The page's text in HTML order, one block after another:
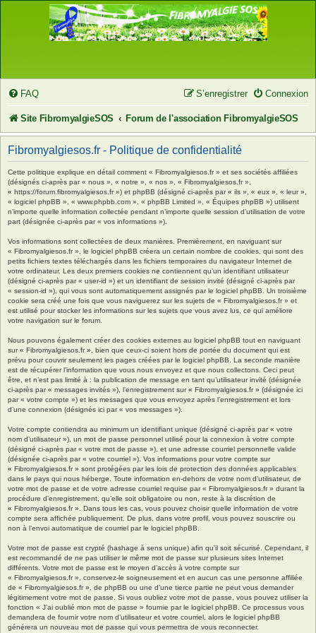
FAQ Connexion
S’enregistrer
Site FibromyalgieSOS Forum de l'association FibromyalgieSOS
Fibromyalgiesos.fr - Politique de confidentialité
Cette politique explique en détail comment « Fibromyalgiesos.fr » et ses sociétés affiliées
(désignés ci-après par « nous », « notre », « nos », « Fibromyalgiesos.fr »,
« https://forum.fibromyalgiesos.fr ») et phpBB (désigné ci-après par « ils », « eux », « leur »,
« logiciel phpBB », « www.phpbb.com », « phpBB Limited », « Équipes phpBB ») utilisent
n’importe quelle information collectée pendant n’importe quelle session d’utilisation de votre
part (désignée ci-après par « vos informations »).
Vos informations sont collectées de deux manières. Premièrement, en naviguant sur
« Fibromyalgiesos.fr », le logiciel phpBB créera un certain nombre de cookies, qui sont des
petits fichiers textes téléchargés dans les fichiers temporaires du navigateur Internet de
votre ordinateur. Les deux premiers cookies ne contiennent qu’un identifiant utilisateur
(désigné ci-après par « user-id ») et un identifiant de session invité (désigné ci-après par
« session-id »), qui vous sont automatiquement assignés par le logiciel phpBB. Un troisième
cookie sera créé une fois que vous naviguerez sur les sujets de « Fibromyalgiesos.fr » et
est utilisé pour stocker les informations sur les sujets que vous avez lus, ce qui améliore
votre navigation sur le forum.
Nous pouvons également créer des cookies externes au logiciel phpBB tout en naviguant
sur « Fibromyalgiesos.fr », bien que ceux-ci soient hors de portée du document qui est
prévu pour couvrir seulement les pages créées par le logiciel phpBB. La seconde manière
est de récupérer l’information que vous nous envoyez et que nous collectons. Ceci peut
être, et n’est pas limité à : la publication de message en tant qu’utilisateur invité (désignée
ci-après par « messages invités »), l’enregistrement sur « Fibromyalgiesos.fr » (désignée ici
par « votre compte ») et les messages que vous envoyez après l’enregistrement et lors
d’une connexion (désignés ici par « vos messages »).
Votre compte contiendra au minimum un identifiant unique (désigné ci-après par « votre
nom d’utilisateur »), un mot de passe personnel utilisé pour la connexion à votre compte
(désigné ci-après par « votre mot de passe »), et une adresse courriel personnelle valide
(désignée ci-après par « votre courriel »). Vos informations pour votre compte sur
« Fibromyalgiesos.fr » sont protégées par les lois de protection des données applicables
dans le pays qui nous héberge. Toute information en-dehors de votre nom d’utilisateur, de
votre mot de passe et de votre adresse courriel requise par « Fibromyalgiesos.fr » durant la
procédure d’enregistrement, qu’elle soit obligatoire ou non, reste à la discrétion de
« Fibromyalgiesos.fr ». Dans tous les cas, vous pouvez choisir quelle information de votre
compte sera affichée publiquement. De plus, dans votre profil, vous pouvez souscrire ou
non à l’envoi automatique de courriel par le logiciel phpBB.
Votre mot de passe est crypté (hashage à sens unique) afin qu’il soit sécurisé. Cependant, il
est recommandé de ne pas utiliser le même mot de passe sur plusieurs sites Internet
différents. Votre mot de passe est le moyen d’accès à votre compte sur
« Fibromyalgiesos.fr », conservez-le soigneusement et en aucun cas une personne affiliée
de « Fibromyalgiesos.fr », de phpBB ou une d’une tierce partie ne peut vous demander
légitimement votre mot de passe. Si vous oubliez votre mot de passe, vous pouvez utiliser la
fonction « J’ai oublié mon mot de passe » fournie par le logiciel phpBB. Ce processus vous
demandera de fournir votre nom d’utilisateur et votre courriel, alors le logiciel phpBB
générera un nouveau mot de passe qui vous permettra de vous reconnecter.